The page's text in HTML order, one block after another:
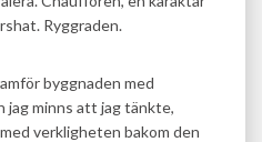
Ryggraden.
byggnaden med
jag minns att jag tänkte,
verkligheten bakom den